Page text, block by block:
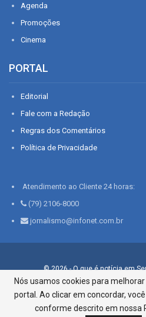
Agenda
Promoções
Cinema
PORTAL
Editorial
Fale com a Redação
Regras dos Comentários
Política de Privacidade
Atendimento ao Cliente 24 horas:
(79) 2106-8000
jornalismo@infonet.com.br
© 2026 - O que é notícia em
Infonet - Rua Monsenhor
Aracaju-SE, CEP 49015-030, Fone:
Nós usamos cookies para
portal. Ao clicar em concordar,
conforme descrito em nossa